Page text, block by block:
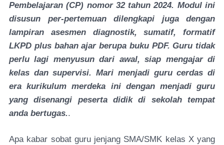
Pembelajaran (CP) nomor 32 tahun 2024. Modul ini
disusun per-pertemuan dilengkapi juga dengan
lampiran asesmen diagnostik, sumatif, formatif
LKPD plus bahan ajar berupa buku PDF. Guru tidak
perlu lagi menyusun dari awal, siap mengajar di
kelas dan supervisi. Mari menjadi guru cerdas di
era kurikulum merdeka ini dengan menjadi guru
yang disenangi peserta didik di sekolah tempat
anda bertugas..
Apa kabar sobat guru jenjang SMA/SMK kelas X yang